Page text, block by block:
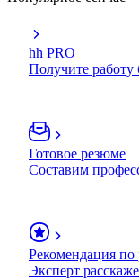
hh PRO
Получите
Готовое резюме
Составим
Рекомендация по
Эксперт